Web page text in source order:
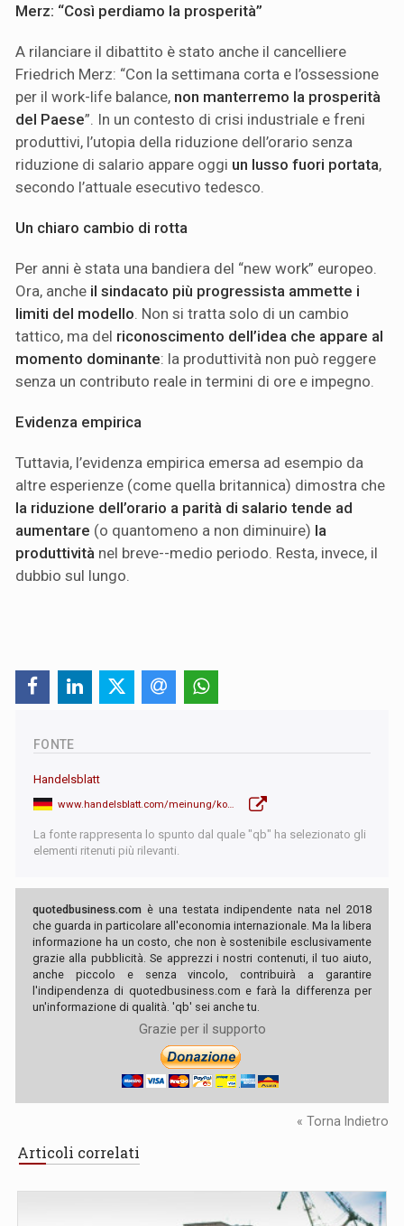
Merz: “Così perdiamo la prosperità”
A rilanciare il dibattito è stato anche il cancelliere
Friedrich Merz: “Con la settimana corta e l’ossessione
per il work-life balance, non manterremo la prosperità
del Paese”. In un contesto di crisi industriale e freni
produttivi, l’utopia della riduzione dell’orario senza
riduzione di salario appare oggi un lusso fuori portata,
secondo l’attuale esecutivo tedesco.
Un chiaro cambio di rotta
Per anni è stata una bandiera del “new work” europeo.
Ora, anche il sindacato più progressista ammette i
limiti del modello . Non si tratta solo di un cambio
tattico, ma del riconoscimento dell’idea che appare al
momento dominante: la produttività non può reggere
senza un contributo reale in termini di ore e impegno.
Evidenza empirica
Tuttavia, l’evidenza empirica emersa ad esempio da
altre esperienze (come quella britannica) dimostra che
la riduzione dell’orario a parità di salario tende ad
aumentare (o quantomeno a non diminuire) la
produttività nel breve--medio periodo. Resta, invece, il
dubbio sul lungo.
FONTE
Handelsblatt
La fonte rappresenta lo spunto dal quale "qb" ha selezionato gli
elementi ritenuti più rilevanti.
quotedbusiness.com è una testata indipendente nata nel 2018
che guarda in particolare all'economia internazionale. Ma la libera
informazione ha un costo, che non è sostenibile esclusivamente
grazie alla pubblicità. Se apprezzi i nostri contenuti, il tuo aiuto,
anche piccolo e senza vincolo, contribuirà a garantire
l'indipendenza di quotedbusiness.com e farà la differenza per
un'informazione di qualità. 'qb' sei anche tu.
Grazie per il supporto
« Torna Indietro
Articoli correlati